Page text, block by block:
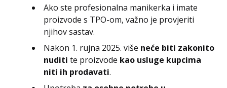
Ako ste profesionalna manikerka i imate
proizvode s TPO-om, važno je provjeriti
njihov sastav.
Nakon 1. rujna 2025. više neće biti zakonito
nuditi te proizvode kao usluge kupcima
niti ih prodavati.